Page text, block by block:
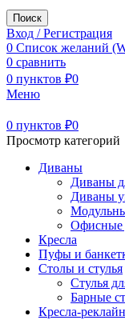
Поиск
Вход / Регистрация
0 Список желаний
0 сравнить
0 пунктов ₽0
Меню
0 пунктов ₽0
Просмотр категорий
Диваны
Диваны
Диваны
Офисные
Кресла
Пуфы и
Столы и стулья
Стулья
Барные
Кресла-